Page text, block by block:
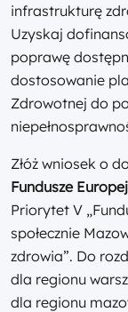
infrastrukturę
Uzyskaj
poprawę
dostosowanie
Zdrowotnej do
Złóż wniosek o
Fundusze
Priorytet V
społecznie
zdrowia”. Do
dla regionu
dla regionu